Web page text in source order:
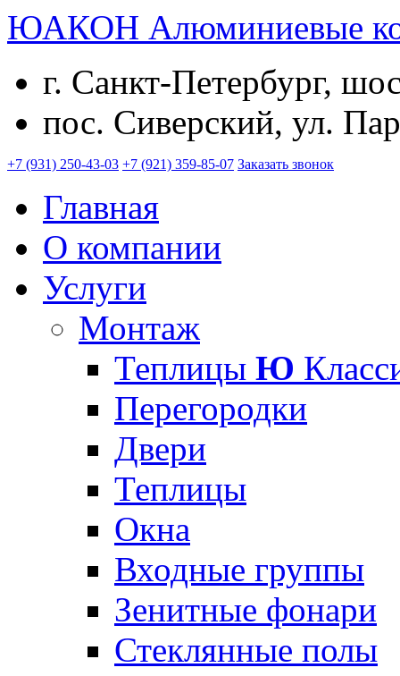
ЮАКОН Алюминиевые
г. Санкт-Петербург,
пос. Сиверский, ул.
+7 (931) 250-43-03 +7 (921) 359-85-07 Заказать звонок
Главная
О компании
Услуги
Монтаж
Теплицы Ю
Перегородки
Двери
Теплицы
Окна
Входные группы
Зенитные фонари
Стеклянные полы